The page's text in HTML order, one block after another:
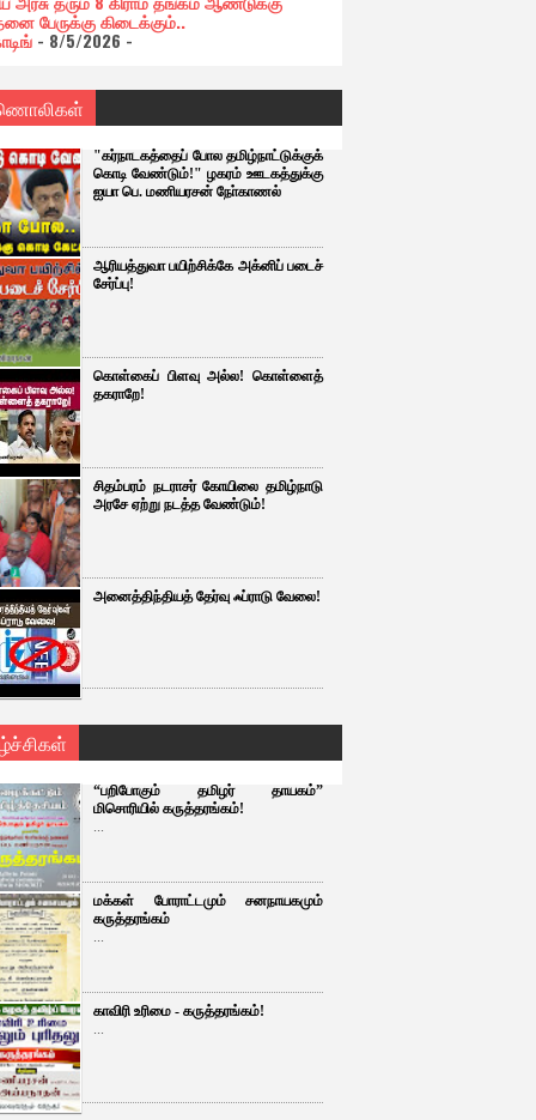
பேருக்கு கிடைக்கும்..
- 8/5/2026 -
"கர்நாடகத்தைப் போல தமிழ்நாட்டுக்குக்
கொடி வேண்டும்!" ழகரம் ஊடகத்துக்கு
ஐயா பெ. மணியரசன் நோ்காணல்
ஆரியத்துவா பயிற்சிக்கே அக்னிப் படைச்
சேர்ப்பு!
கொள்கைப் பிளவு அல்ல! கொள்ளைத்
தகராறே!
சிதம்பரம் நடராசர் கோயிலை தமிழ்நாடு
அரசே ஏற்று நடத்த வேண்டும்!
அனைத்திந்தியத் தேர்வு ஃப்ராடு வேலை!
“பறிபோகும் தமிழர் தாயகம்”
மிசொரியில் கருத்தரங்கம்!
...
மக்கள் போராட்டமும் சனநாயகமும்
கருத்தரங்கம்
...
காவிரி உரிமை - கருத்தரங்கம்!
...